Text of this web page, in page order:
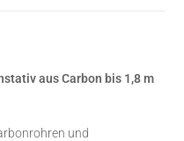
aus Carbon bis 1,8 m
und